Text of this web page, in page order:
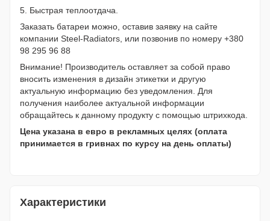
5. Быстрая теплоотдача.
Заказать батареи можно, оставив заявку на сайте
компании Steel-Radiators, или позвонив по номеру +380
98 295 96 88
Внимание! Производитель оставляет за собой право
вносить изменения в дизайн этикетки и другую
актуальную информацию без уведомления. Для
получения наиболее актуальной информации
обращайтесь к данному продукту с помощью штрихкода.
Цена указана в евро в рекламных целях (оплата
принимается в гривнах по курсу на день оплаты)
Характеристики